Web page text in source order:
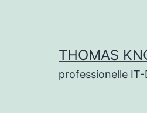
THOMAS
professionelle